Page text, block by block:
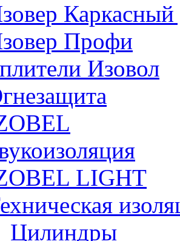
Профи
Изовол
LIGHT
Цилиндры